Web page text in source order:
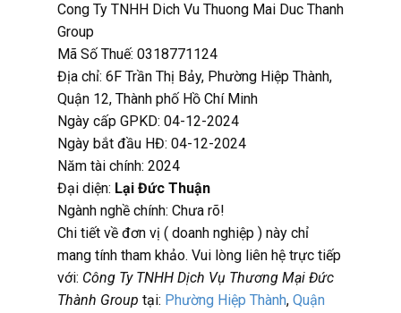
Cong Ty TNHH Dich Vu Thuong Mai Duc Thanh
Group
Mã Số Thuế: 0318771124
Địa chỉ: 6F Trần Thị Bảy, Phường Hiệp Thành,
Quận 12, Thành phố Hồ Chí Minh
Ngày cấp GPKD: 04-12-2024
Ngày bắt đầu HĐ: 04-12-2024
Năm tài chính: 2024
Đại diện: Lại Đức Thuận
Ngành nghề chính: Chưa rõ!
Chi tiết về đơn vị ( doanh nghiệp ) này chỉ
mang tính tham khảo. Vui lòng liên hệ trực tiếp
với: Công Ty TNHH Dịch Vụ Thương Mại Đức
Thành Group tại: Phường Hiệp Thành, Quận